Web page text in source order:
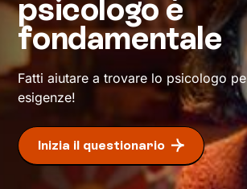
psicologo è
fondamentale
Fatti aiutare a trovare lo psicologo
esigenze!
Inizia il questionario